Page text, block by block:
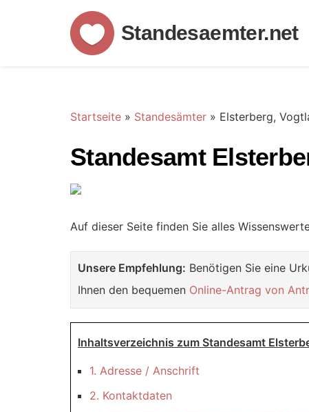
Standesaemter.net
Startseite » Standesämter » Elsterberg,
Standesamt
Auf dieser Seite finden Sie alles
Unsere Empfehlung: Benötigen Sie eine
Ihnen den bequemen Online-Antrag von
Inhaltsverzeichnis zum Standesamt
1. Adresse / Anschrift
2. Kontaktdaten